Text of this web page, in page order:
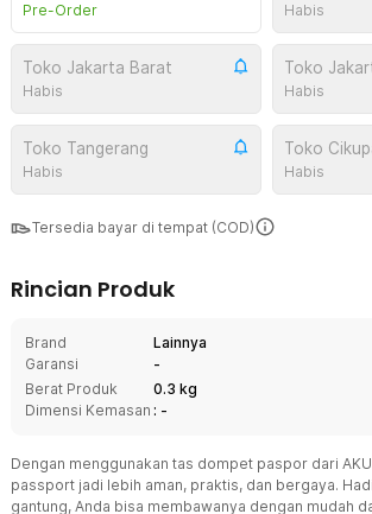
Pre-Order Habis
Toko Jakarta Barat
Habis
Toko
Habis
Toko Tangerang
Habis
Toko
Habis
Tersedia bayar di tempat (COD)
Rincian Produk
Brand
Lainnya
Garansi
-
Berat Produk
0.3 kg
Dimensi Kemasan : -
Dengan menggunakan tas dompet paspor dari
passport jadi lebih aman, praktis, dan bergaya.
gantung, Anda bisa membawanya dengan mudah